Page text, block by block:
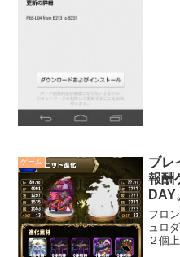
ゲーム
ブレ
報酬
DAY
フロ
ュロ
２個